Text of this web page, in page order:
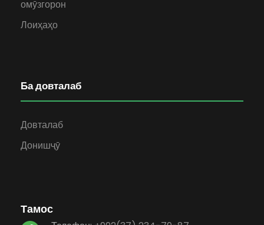
омӯзгорон
Лоиҳаҳо
Ба довталаб
Довталаб
Донишҷӯ
Тамос